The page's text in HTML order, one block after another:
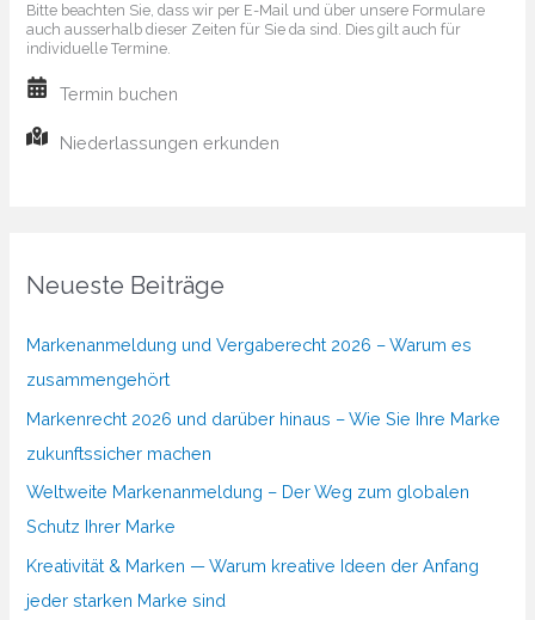
Bitte beachten Sie, dass wir per E-Mail und über unsere Formulare
auch ausserhalb dieser Zeiten für Sie da sind. Dies gilt auch für
individuelle Termine.
Termin buchen
Niederlassungen erkunden
Neueste Beiträge
Markenanmeldung und Vergaberecht 2026 – Warum es
zusammengehört
Markenrecht 2026 und darüber hinaus – Wie Sie Ihre Marke
zukunftssicher machen
Weltweite Markenanmeldung – Der Weg zum globalen
Schutz Ihrer Marke
Kreativität & Marken — Warum kreative Ideen der Anfang
jeder starken Marke sind